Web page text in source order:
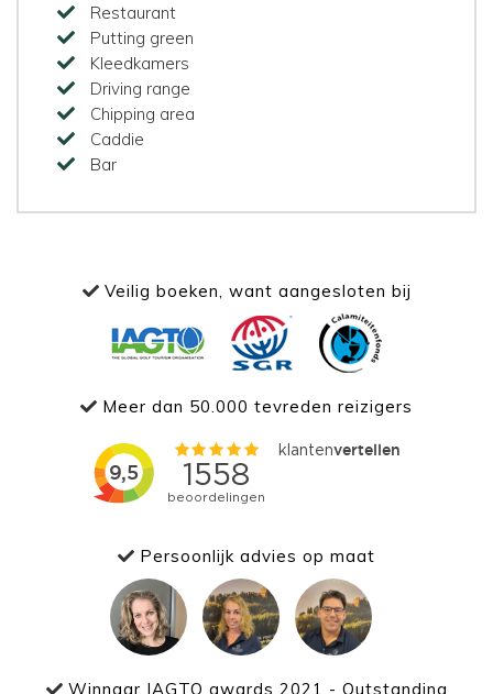
Restaurant
Putting green
Kleedkamers
Driving range
Chipping area
Caddie
Bar
Veilig boeken, want aangesloten bij
Meer dan 50.000 tevreden reizigers
Persoonlijk advies op maat
Winnaar IAGTO awards 2021 - Outstanding